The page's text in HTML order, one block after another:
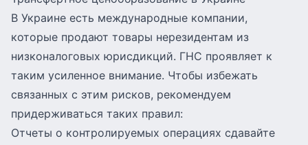
В Украине есть международные компании,
которые продают товары нерезидентам из
низконалоговых юрисдикций. ГНС проявляет к
таким усиленное внимание. Чтобы избежать
связанных с этим рисков, рекомендуем
придерживаться таких правил:
Отчеты о контролируемых операциях сдавайте